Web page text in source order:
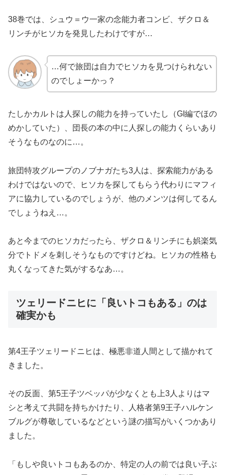
38巻では、シュウ＝ウ一家の念能力者コンビ、ザクロ＆
リンチがヒソカを発見したわけですが…
…何で旅団は自力でヒソカを見つけられない
のでしょーかっ？
たしかカルトは人探しの能力を持っていたし（GI編でほの
めかしていた）、団長の本の中に人探しの能力くらいあり
そうなものなのに…。
旅団特攻グループのノブナガたち3人は、探索能力がある
わけではないので、ヒソカを探してもらう代わりにマフィ
アに協力しているのでしょうが、他のメンツは何してるん
でしょうねえ…。
あと今までのヒソカだったら、ザクロ＆リンチにも娯楽気
分でトドメを刺しそうなものですけどね。ヒソカの性格も
丸くなってきた気がするなあ…。
ツェリードニヒに「良いトコもある」のは
確実かも
第4王子ツェリードニヒは、極悪非道人間として描かれて
きました。
その反面、第5王子ツベッパが少なくとも上3人よりはマ
シと考えて共闘を持ちかけたり、人格者第9王子ハルケン
ブルグが尊敬しているなどという謎の描写がいくつかあり
ました。
「もしや良いトコもあるのか、特定の人の前では良い子ぶ